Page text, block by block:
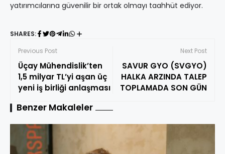
yatırımcılarına güvenilir bir ortak olmayı taahhüt ediyor.
SHARES:
Previous Post
Üçay Mühendislik’ten
1,5 milyar TL’yi aşan üç
yeni iş birliği anlaşması
Next Post
SAVUR GYO (SVGYO)
HALKA ARZINDA TALEP
TOPLAMADA SON GÜN
Benzer Makaleler